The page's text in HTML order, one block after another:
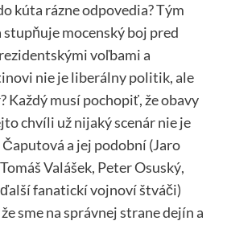
kúta rázne odpovedia? Tým
stupňuje mocenský boj pred
voľbami a
nie je liberálny politik, ale
musí pochopiť, že obavy
chvíli už nijaký scenár nie je
a jej podobní (Jaro
Valášek, Peter Osuský,
fanatickí vojnoví štváči)
sme na správnej strane dejín a